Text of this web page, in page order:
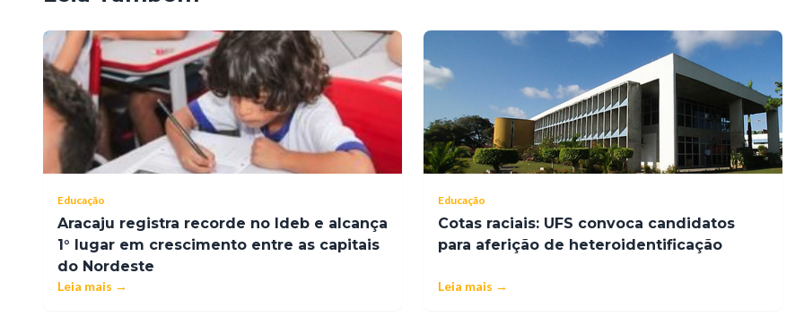
Educação
Aracaju registra recorde no Ideb e alcança
1° lugar em crescimento entre as capitais
do Nordeste
Leia mais →
Educação
Cotas raciais: UFS convoca candidatos
para aferição de heteroidentificação
Leia mais →